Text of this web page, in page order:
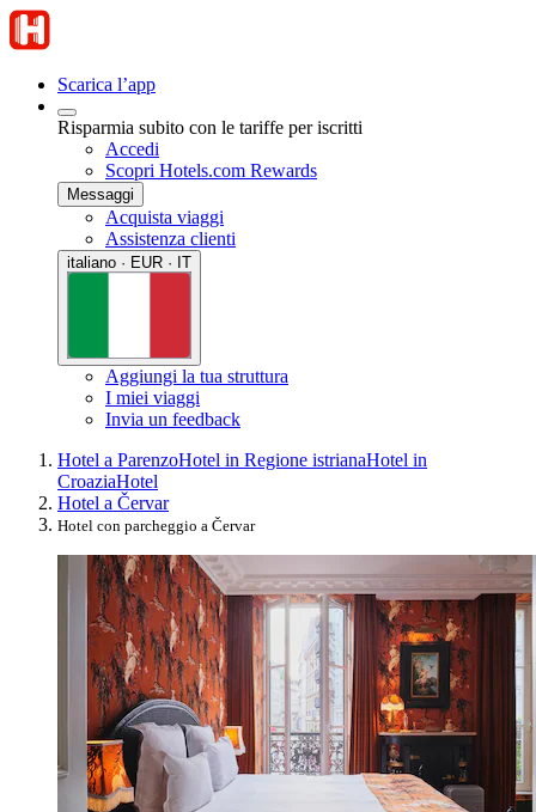
Scarica l’app
Risparmia subito con le tariffe per iscritti
Accedi
Scopri Hotels.com Rewards
Messaggi
Acquista viaggi
Assistenza clienti
italiano · EUR · IT
Aggiungi la tua struttura
I miei viaggi
Invia un feedback
Hotel a ParenzoHotel in Regione istrianaHotel in
CroaziaHotel
Hotel a Červar
Hotel con parcheggio a Červar